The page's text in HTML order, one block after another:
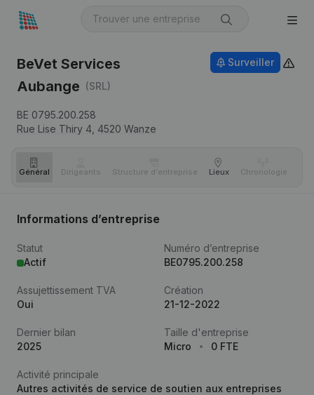
BeVet Services
Aubange (SRL)
BE 0795.200.258
Rue Lise Thiry 4, 4520 Wanze
Surveiller
Général Dirigeants Structure d'entreprise Lieux Chronologie
Informations d’entreprise
Statut
Actif
Numéro d’entreprise
BE0795.200.258
Assujettissement TVA
Oui
Création
21-12-2022
Dernier bilan
2025
Taille d'entreprise
Micro
0 FTE
Activité principale
Autres activités de service de soutien aux entreprises